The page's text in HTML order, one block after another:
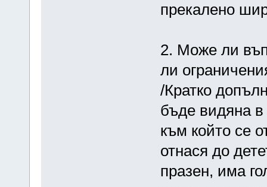
прекалено
2. Може ли
ли
/Кратко
бъде видяна в
към който се
отнася до
празен, има